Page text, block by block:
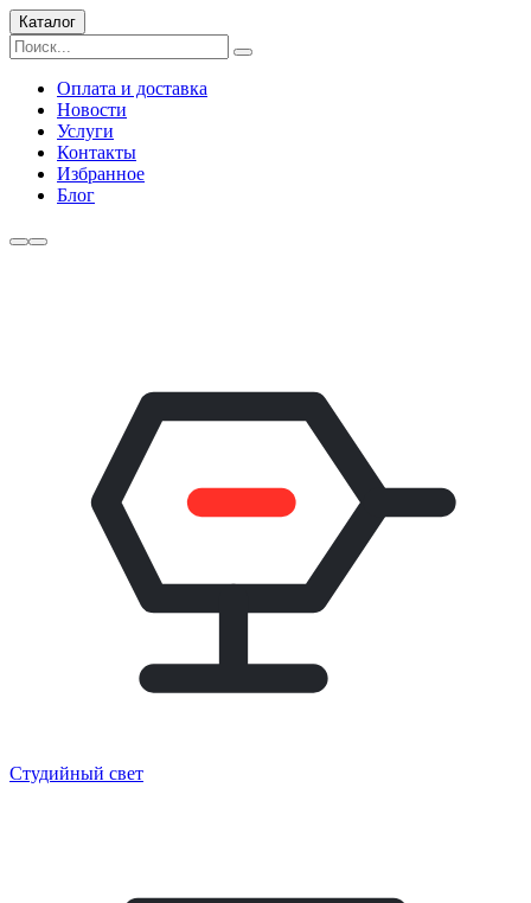
Каталог
Оплата и доставка
Новости
Услуги
Контакты
Избранное
Блог
Студийный свет